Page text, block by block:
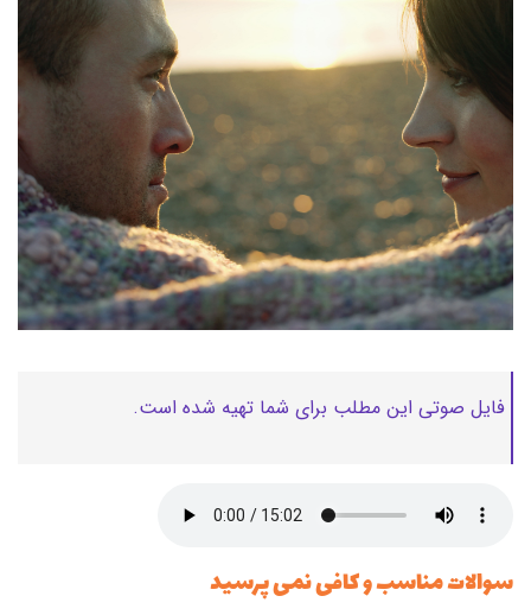
فایل صوتی این مطلب برای شما تهیه شده است.
سوالات مناسب و کافی نمی پرسید